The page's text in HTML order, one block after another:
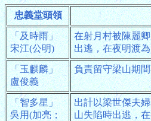
忠義堂頭領
「及時雨」
宋江(公明)
在射月村被陳麗
出逃，在夜明渡
「玉麒麟」
盧俊義
負責留守梁山期
「智多星」
吳用(加亮；
出計以梁世傑夫
山失陷時出逃，